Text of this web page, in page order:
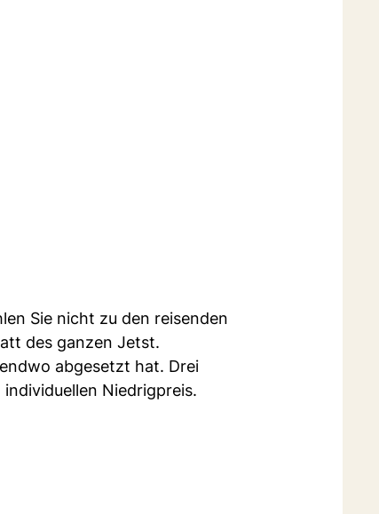
Sie nicht zu den reisenden
des ganzen Jetst.
abgesetzt hat. Drei
Niedrigpreis.